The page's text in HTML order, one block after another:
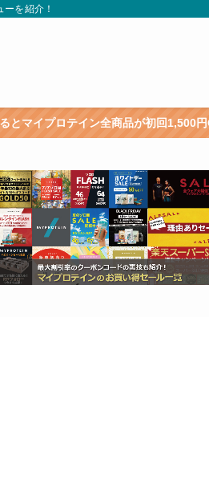
を紹介！
イン全商品が初回1,500円OFF！